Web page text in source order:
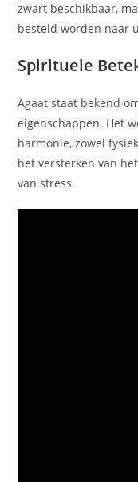
zwart beschikbaar,
besteld worden naar
Spirituele
Agaat staat bekend
eigenschappen. Het
harmonie, zowel
het versterken van
van stress.